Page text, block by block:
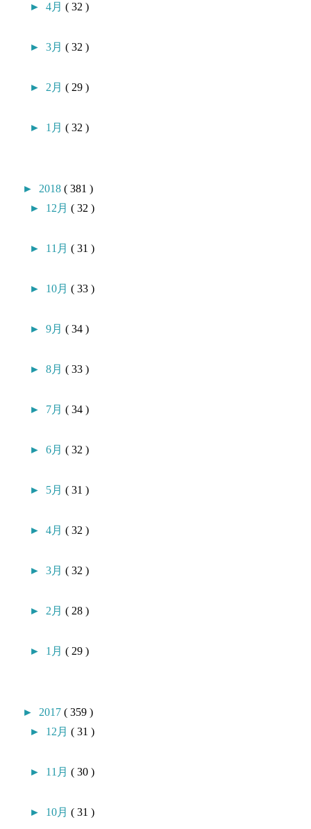
►4月( 32 )
►3月( 32 )
► 2月( 29 )
► 1月( 32 )
► 2018( 381 )
► 12月( 32 )
► 11月( 31 )
► 10月( 33 )
►9月( 34 )
►8月( 33 )
► 7月( 34 )
►6月( 32 )
► 5月( 31 )
►4月( 32 )
►3月( 32 )
► 2月( 28 )
► 1月( 29 )
► 2017( 359 )
► 12月( 31 )
► 11月( 30 )
► 10月( 31 )